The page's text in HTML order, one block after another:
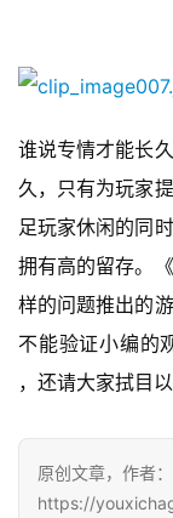
金
茶
7
3
0
游
茶
谁说专情才能长
久，只有为玩家
足玩家休闲的同
拥有高的留存。
样的问题推出的
不能验证小编的
，还请大家拭目以
原创文章，作者
https://